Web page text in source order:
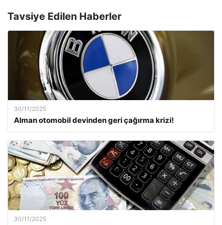
Tavsiye Edilen Haberler
30/11/2025
Alman otomobil devinden geri çağırma krizi!
30/11/2025